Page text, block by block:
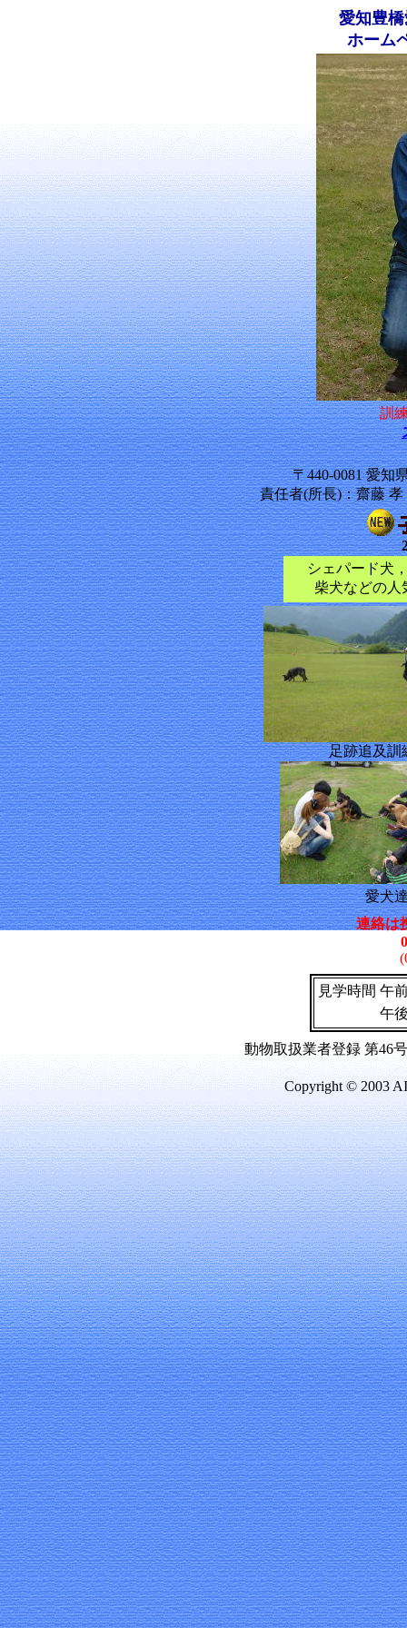
愛知豊
ホーム
訓
〒440-0081 愛
責任者(所長)：齋藤
シェパード犬
柴犬などの人
足跡追及訓
愛犬
連絡は
見学時間 午
午
動物取扱業者登録 第46
Copyright © 2003